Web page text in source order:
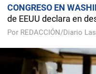
CONGRESO EN
de EEUU declara en
Por REDACCIÓN/Diario